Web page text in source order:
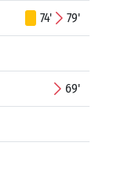
74' 79'
69'